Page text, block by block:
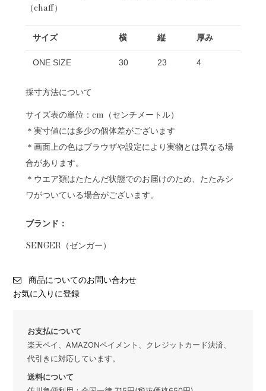
（chaff）
サイズ 横 縦 厚み
ONE SIZE 30 23 4
採寸方法について
サイズ表の単位：cm（センチメートル）
＊実寸値には多少の個体差がございます
＊画面上の色はブラウザや設定により実物とは異なる場
合があります。
＊ウエア類はたたんだ状態でのお届けのため、たたみシ
ワがついている場合がございます。
ブランド：
SENGER（ゼンガー）
商品についてのお問い合わせ
お気に入りに登録
お支払について
楽天ペイ、AMAZONペイメント、クレジットカード決済、
代引きに対応しています。
送料について